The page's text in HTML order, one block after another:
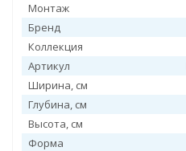
Монтаж
Бренд
Коллекция
Артикул
Ширина, см
Глубина, см
Высота, см
Форма